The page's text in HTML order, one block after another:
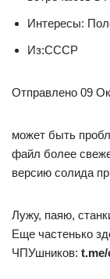
Интересы:
Из:СССР
Отправлено 09
может быть
файл более
версию солида
Лужу, паяю,
Еще частенько
ЧПУшников: